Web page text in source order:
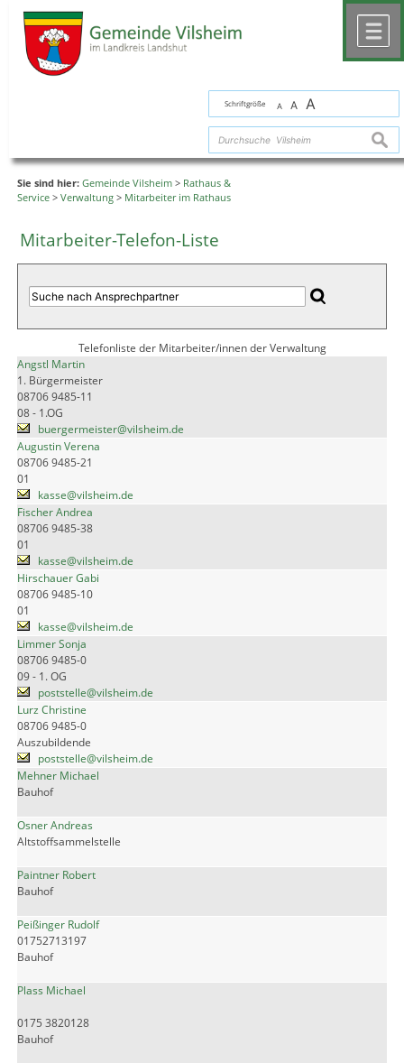
Schriftgröße A A A
Sie sind hier: Gemeinde Vilsheim > Rathaus &
Service > Verwaltung > Mitarbeiter im Rathaus
Mitarbeiter-Telefon-Liste
Telefonliste der Mitarbeiter/innen der Verwaltung
Angstl Martin
1. Bürgermeister
08706 9485-11
08 - 1.OG
buergermeister@vilsheim.de
Augustin Verena
08706 9485-21
01
kasse@vilsheim.de
Fischer Andrea
08706 9485-38
01
kasse@vilsheim.de
Hirschauer Gabi
08706 9485-10
01
kasse@vilsheim.de
Limmer Sonja
08706 9485-0
09 - 1. OG
poststelle@vilsheim.de
Lurz Christine
08706 9485-0
Auszubildende
poststelle@vilsheim.de
Mehner Michael
Bauhof
Osner Andreas
Altstoffsammelstelle
Paintner Robert
Bauhof
Peißinger Rudolf
01752713197
Bauhof
Plass Michael
0175 3820128
Bauhof